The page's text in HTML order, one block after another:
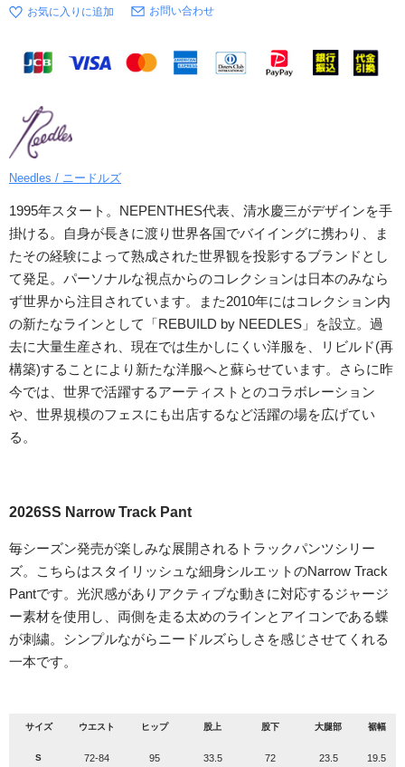
お問い合わせ
Needles / ニードルズ
1995年スタート。NEPENTHES代表、清水慶三がデザインを手
掛ける。自身が長きに渡り世界各国でバイイングに携わり、ま
たその経験によって熟成された世界観を投影するブランドとし
て発足。パーソナルな視点からのコレクションは日本のみなら
ず世界から注目されています。また2010年にはコレクション内
の新たなラインとして「REBUILD by NEEDLES」を設立。過
去に大量生産され、現在では生かしにくい洋服を、リビルド(再
構築)することにより新たな洋服へと蘇らせています。さらに昨
今では、世界で活躍するアーティストとのコラボレーション
や、世界規模のフェスにも出店するなど活躍の場を広げてい
る。
2026SS Narrow Track Pant
毎シーズン発売が楽しみな展開されるトラックパンツシリー
ズ。こちらはスタイリッシュな細身シルエットのNarrow Track
Pantです。光沢感がありアクティブな動きに対応するジャージ
ー素材を使用し、両側を走る太めのラインとアイコンである蝶
が刺繍。シンプルながらニードルズらしさを感じさせてくれる
一本です。
サイズ ウエスト ヒップ 股上 股下 大腿部 裾幅
S 72-84 95 33.5 72 23.5 19.5